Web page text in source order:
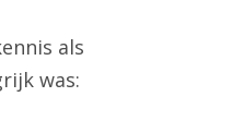
als
was: